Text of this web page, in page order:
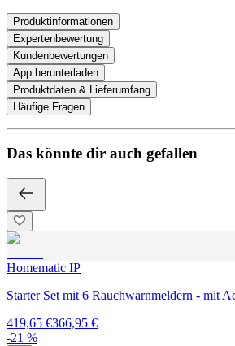
Produktinformationen
Expertenbewertung
Kundenbewertungen
App herunterladen
Produktdaten & Lieferumfang
Häufige Fragen
Das könnte dir auch gefallen
Homematic IP
Starter Set mit 6 Rauchwarnmeldern - mit
419,65 €366,95 €
-21 %